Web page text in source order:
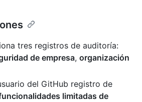
tres registros de auditoría:
de empresa, organización
del GitHub registro de
limitadas de